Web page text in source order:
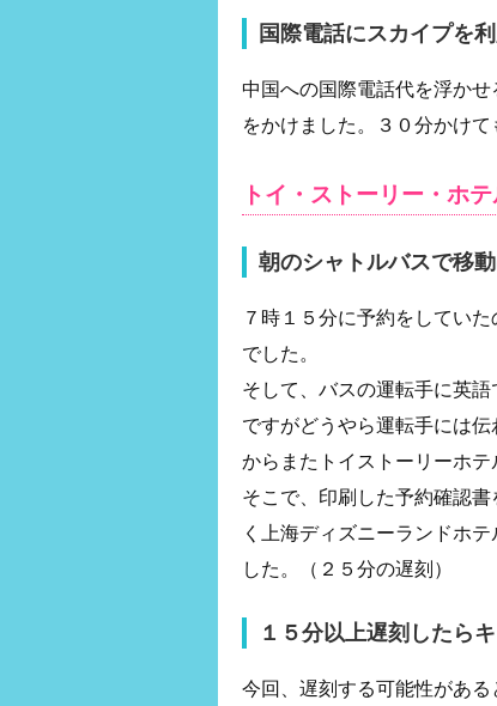
国際電話にスカイプを
中国への国際電話代を浮か
をかけました。３０分かけて
トイ・ストーリー・ホ
朝のシャトルバスで移
７時１５分に予約をしてい
でした。
そして、バスの運転手に英
ですがどうやら運転手には
からまたトイストーリーホテ
そこで、印刷した予約確認
く上海ディズニーランドホ
した。（２５分の遅刻）
１５分以上遅刻したら
今回、遅刻する可能性があ